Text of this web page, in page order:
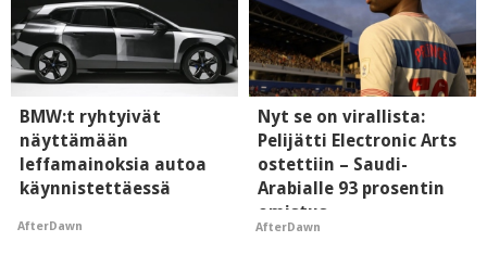
BMW:t ryhtyivät
näyttämään
leffamainoksia autoa
käynnistettäessä
AfterDawn
Nyt se on virallista:
Pelijätti Electronic Arts
ostettiin – Saudi-
Arabialle 93 prosentin
omistus
AfterDawn